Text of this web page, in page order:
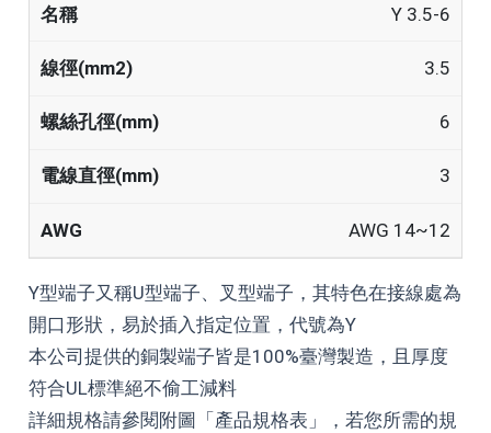
Y 3.5-6
3.5
6
3
AWG 14~12
Y型端子又稱U型端子、叉型端子，其特色在接線處為
開口形狀，易於插入指定位置，代號為Y
本公司提供的銅製端子皆是100%臺灣製造，且厚度
符合UL標準絕不偷工減料
詳細規格請參閱附圖「產品規格表」，若您所需的規